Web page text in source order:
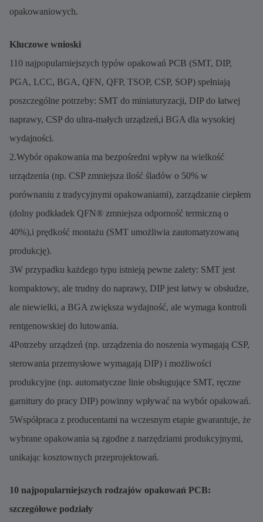
opakowaniowych.
Kluczowe wnioski
110 najpopularniejszych typów opakowań PCB (SMT, DIP,
PGA, LCC, BGA, QFN, QFP, TSOP, CSP, SOP) spełniają
poszczególne potrzeby: SMT do miniaturyzacji, DIP do łatwej
naprawy, CSP do ultra-małych urządzeń,i BGA dla wysokiej
wydajności.
2.Wybór opakowania ma bezpośredni wpływ na wielkość
urządzenia (np. CSP zmniejsza ilość śladów o 50% w
porównaniu z tradycyjnymi opakowaniami), zarządzanie ciepłem
(dolny podkładek QFN® zmniejsza odporność termiczną o
40%),i prędkość montażu (SMT umożliwia zautomatyzowaną
produkcję).
3W przypadku każdego typu istnieją pewne zalety: SMT jest
kompaktowy, ale trudny do naprawy, DIP jest łatwy w obsłudze,
ale niewielki, a BGA zwiększa wydajność, ale wymaga kontroli
rentgenowskiej do lutowania.
4Potrzeby urządzeń (np. urządzenia do noszenia wymagają CSP,
sterowania przemysłowe wymagają DIP) i możliwości
produkcyjne (np. automatyczne linie obsługujące SMT, ręczne
garnitury do pracy DIP) powinny wpływać na wybór opakowań.
5Współpraca z producentami na wczesnym etapie gwarantuje, że
wybrane opakowania są zgodne z narzędziami produkcyjnymi,
unikając kosztownych przeprojektowań.
10 najpopularniejszych rodzajów opakowań PCB:
szczegółowe podziały